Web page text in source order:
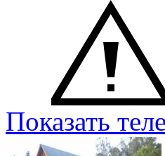
Показать